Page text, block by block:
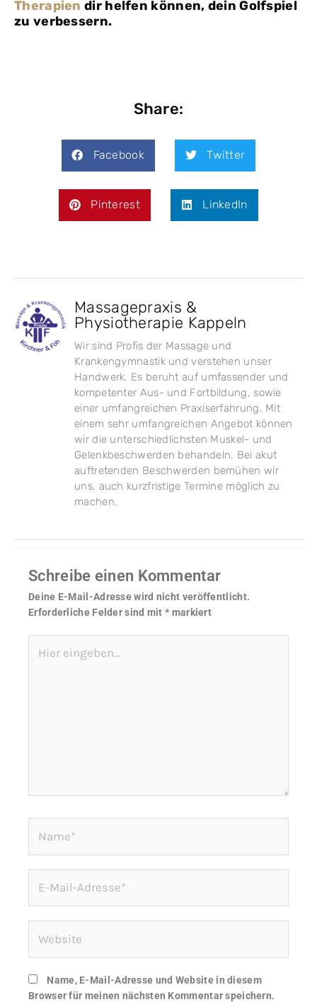
Therapien dir helfen können, dein Golfspiel
zu verbessern.
Share:
Facebook Twitter
Pinterest LinkedIn
Massagepraxis &
Physiotherapie Kappeln
Wir sind Profis der Massage und
Krankengymnastik und verstehen unser
Handwerk. Es beruht auf umfassender und
kompetenter Aus- und Fortbildung, sowie
einer umfangreichen Praxiserfahrung. Mit
einem sehr umfangreichen Angebot können
wir die unterschiedlichsten Muskel- und
Gelenkbeschwerden behandeln. Bei akut
auftretenden Beschwerden bemühen wir
uns, auch kurzfristige Termine möglich zu
machen.
Schreibe einen Kommentar
Deine E-Mail-Adresse wird nicht veröffentlicht.
Erforderliche Felder sind mit* markiert
eingeben…
Mail-
Adresse*
Name, E-Mail-Adresse und Website in diesem
Browser für meinen nächsten Kommentar speichern.